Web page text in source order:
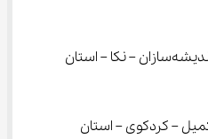
موسسه غیرانتفاعی اندیشه‌سازان – نکا – استان
– کردکوی – استان